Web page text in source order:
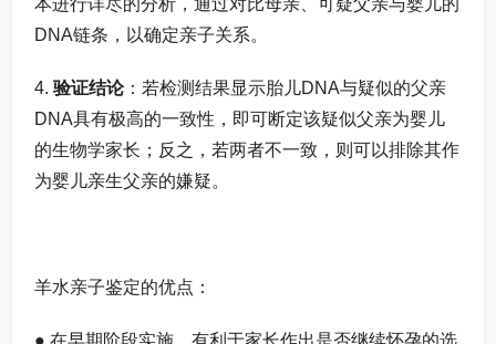
本进行详尽的分析，通过对比母亲、可疑父亲与婴儿的
DNA链条，以确定亲子关系。
4. 验证结论：若检测结果显示胎儿DNA与疑似的父亲
DNA具有极高的一致性，即可断定该疑似父亲为婴儿
的生物学家长；反之，若两者不一致，则可以排除其作
为婴儿亲生父亲的嫌疑。
羊水亲子鉴定的优点：
● 在早期阶段实施，有利于家长作出是否继续怀孕的选